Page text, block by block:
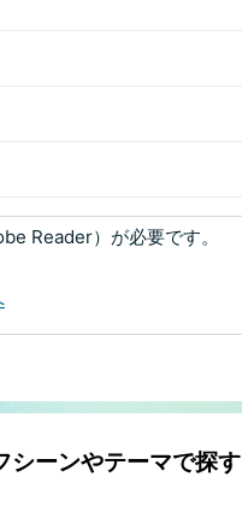
Reader）が必要です。
シーンやテーマで探す